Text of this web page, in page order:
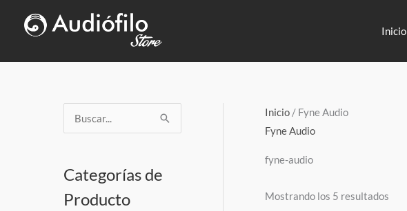
Inicio
c
a
Categorías de
Producto
Inicio / Fyne Audio
Fyne Audio
fyne-audio
Mostrando los 5 resultados